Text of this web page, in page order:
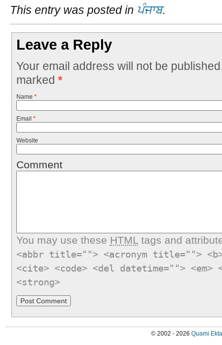
This entry was posted in ਪੰਜਾਬ.
Leave a Reply
Your email address will not be
marked *
Name *
Email *
Website
Comment
You may use these HTMLtags and
<abbr title=""> <acronym title="">
<cite> <code> <del datetime="">
<strong>
© 2002 - 2026 Quami